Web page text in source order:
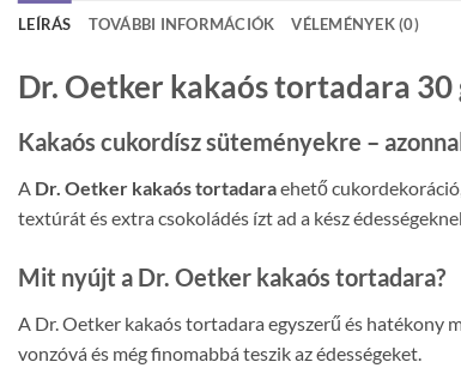
LEÍRÁS TOVÁBBI INFORMÁCIÓK VÉLEMÉNYEK (0)
Dr. Oetker kakaós tortadara 30
Kakaós cukordísz süteményekre –
A Dr. Oetker kakaós tortadaraehető
textúrát és extra csokoládés ízt ad a kész
Mit nyújt a Dr. Oetker kakaós tortadara?
A Dr. Oetker kakaós tortadara egyszerű és hatékony
vonzóvá és még finomabbá teszik az édességeket.